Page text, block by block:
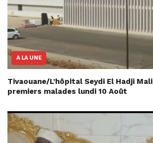
A LA UNE
Tivaouane/L’hôpital Seydi El Hadji
premiers malades lundi 10 Août